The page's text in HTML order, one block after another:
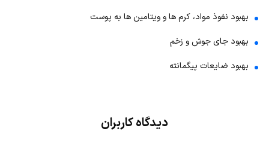
بهبود نفوذ مواد، کرم ها و ویتامین ها به پوست
بهبود جای جوش و زخم
بهبود ضایعات پیگمانته
دیدگاه کاربران